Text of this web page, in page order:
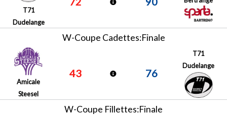
T71
Dudelange
W-Coupe Cadettes:Finale
Amicale
Steesel
43 76
T71
Dudelange
W-Coupe Fillettes:Finale